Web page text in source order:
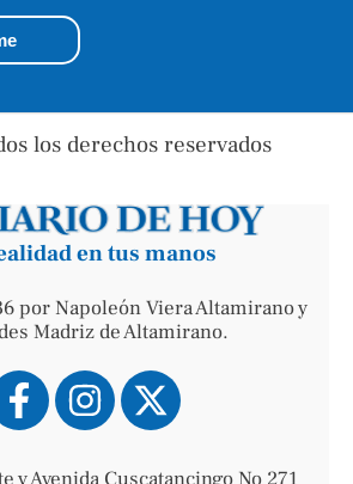
los derechos reservados
en tus manos
por Napoleón Viera Altamirano y
Madriz de Altamirano.